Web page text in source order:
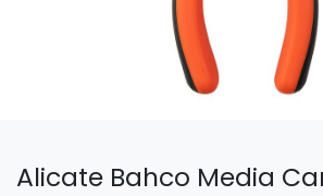
Alicate Bahco Media